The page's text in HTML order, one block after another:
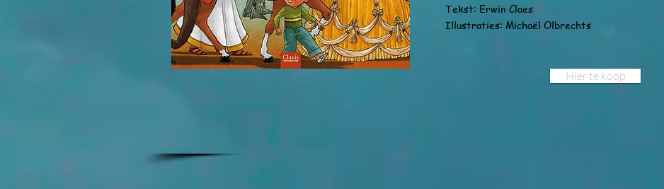
Tekst: Erwin Claes
Illustraties: Michaël Olbrechts
Hier te koop